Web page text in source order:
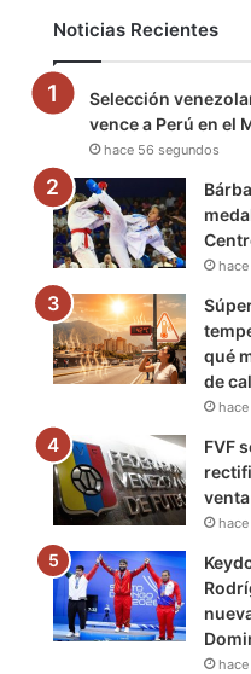
o
k
r
Noticias Recientes
Selección
vence a Perú en el
hace 56 segundos
qué
de
FVF